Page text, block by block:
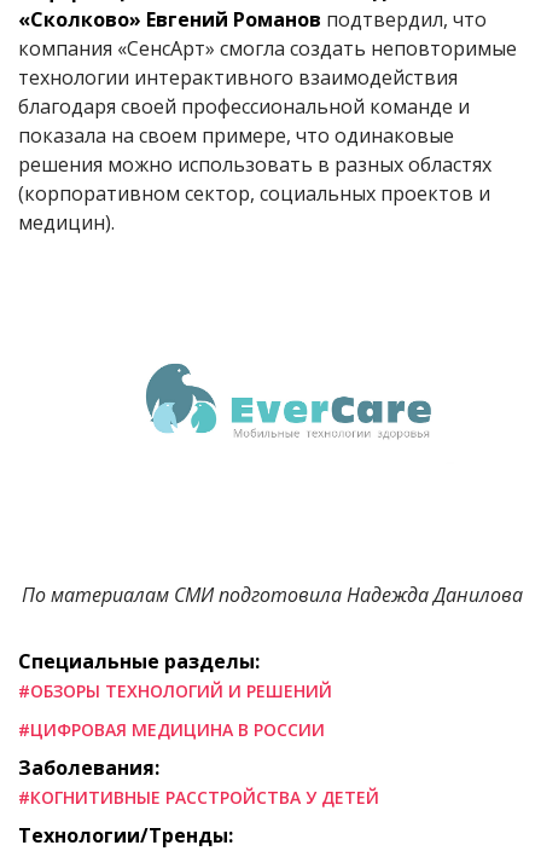
«Сколково» Евгений Романов подтвердил, что
компания «СенсАрт» смогла создать неповторимые
технологии интерактивного взаимодействия
благодаря своей профессиональной команде и
показала на своем примере, что одинаковые
решения можно использовать в разных областях
(корпоративном сектор, социальных проектов и
медицин).
По материалам СМИ подготовила Надежда Данилова
Специальные разделы:
#ОБЗОРЫ ТЕХНОЛОГИЙ И РЕШЕНИЙ
#ЦИФРОВАЯ МЕДИЦИНА В РОССИИ
Заболевания:
#КОГНИТИВНЫЕ РАССТРОЙСТВА У ДЕТЕЙ
Технологии/Тренды: